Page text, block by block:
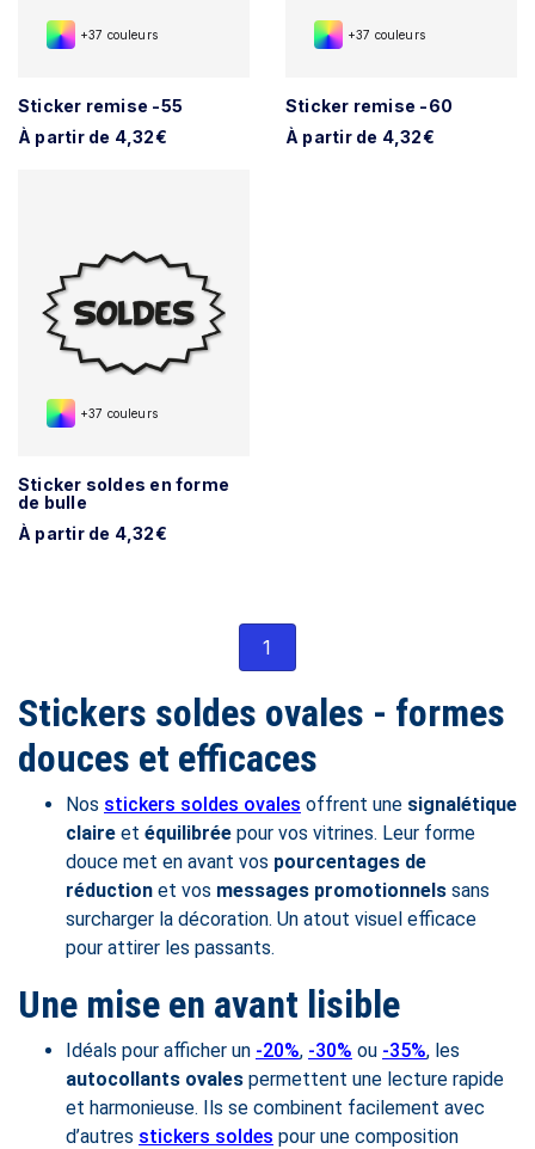
+37 couleurs
Sticker remise -55
À partir de 4,32€
+37 couleurs
Sticker remise -60
À partir de 4,32€
+37 couleurs
Sticker soldes en forme
de bulle
À partir de 4,32€
1
Stickers soldes ovales - formes
douces et efficaces
Nos stickers soldes ovales offrent une signalétique
claire et équilibrée pour vos vitrines. Leur forme
douce met en avant vos pourcentages de
réduction et vos messages promotionnels sans
surcharger la décoration. Un atout visuel efficace
pour attirer les passants.
Une mise en avant lisible
Idéals pour afficher un -20%, -30% ou -35%, les
autocollants ovales permettent une lecture rapide
et harmonieuse. Ils se combinent facilement avec
d’autres stickers soldes pour une composition